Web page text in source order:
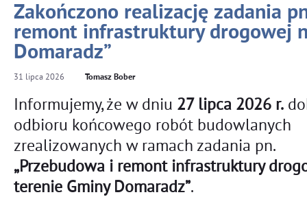
Zakończono realizację zadania
remont infrastruktury drogowej
Domaradz”
31 lipca 2026 Tomasz Bober
Informujemy, że w dniu 27 lipca 2026 r.
odbioru końcowego robót budowlanych
zrealizowanych w ramach zadania pn.
„Przebudowa i remont infrastruktury
terenie Gminy Domaradz”.